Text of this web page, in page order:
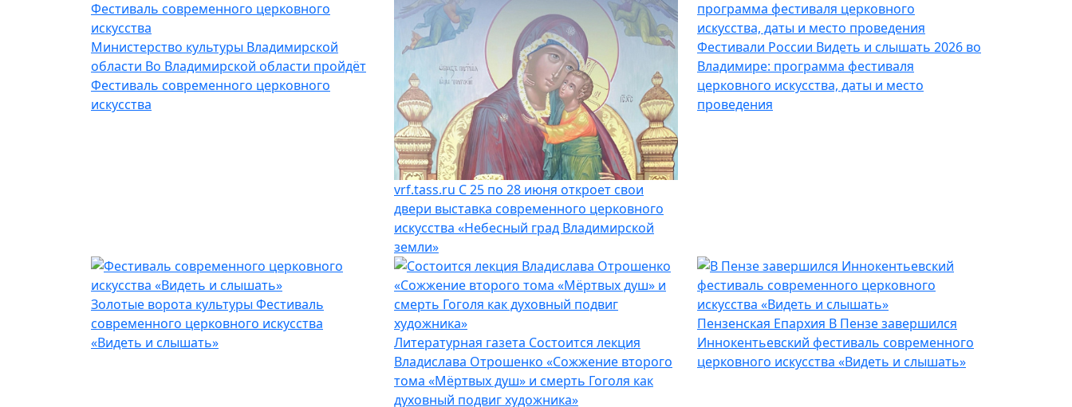
Министерство культуры Владимирской
области Во Владимирской области пройдёт
Фестиваль современного церковного
искусства
vrf.tass.ru С 25 по 28 июня откроет свои
двери выставка современного церковного
искусства «Небесный град Владимирской
земли»
Фестивали России Видеть и слышать 2026 во
Владимире: программа фестиваля
церковного искусства, даты и место
проведения
Золотые ворота культуры Фестиваль
современного церковного искусства
«Видеть и слышать»
Литературная газета Состоится лекция
Владислава Отрошенко «Сожжение второго
тома «Мёртвых душ» и смерть Гоголя как
духовный подвиг художника»
Пензенская Епархия В Пензе завершился
Иннокентьевский фестиваль современного
церковного искусства «Видеть и слышать»